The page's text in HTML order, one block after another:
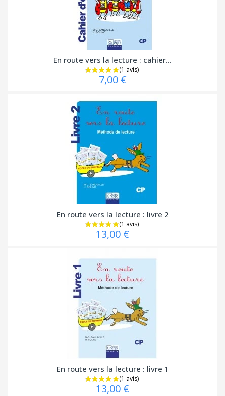
En route vers la lecture : cahier...
7,00 €
En route vers la lecture : livre 2
13,00 €
En route vers la lecture : livre 1
13,00 €